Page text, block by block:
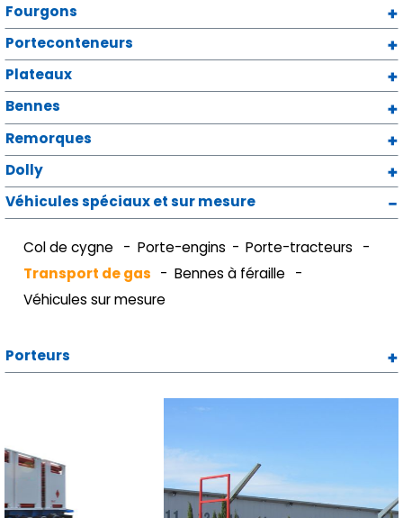
Fourgons
Porteconteneurs
Plateaux
Bennes
Remorques
Dolly
Véhicules spéciaux et sur mesure
Col de cygne Porte-engins
Porte-tracteurs
Transport de gas
Bennes à féraille
Véhicules sur mesure
Porteurs